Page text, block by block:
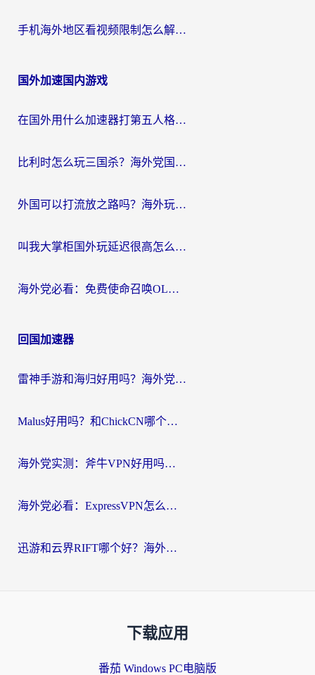
手机海外地区看视频限制怎么解决？海外党追剧看片的实用指南
国外加速国内游戏
在国外用什么加速器打第五人格？留学生亲测：这6个功能才是关键！
比利时怎么玩三国杀？海外党国服游戏加速器终极指南（附问道CODOL优化方案）
外国可以打流放之路吗？海外玩家国服游戏畅玩终极指南（附实测推荐）
叫我大掌柜国外玩延迟很高怎么办？海外党亲测的国服游戏加速全攻略
海外党必看：免费使命召唤OL加速器怎么选？3个国服游戏加速痛点一次性解决
回国加速器
雷神手游和海归好用吗？海外党亲测3款热门回国加速器+番茄加速器深度体验
Malus好用吗？和ChickCN哪个好？海外党亲测：选对回国加速器，追剧游戏不卡顿
海外党实测：斧牛VPN好用吗？和快喵VPN对比哪个回国效果更好？附3款热门加速器深度分析
海外党必看：ExpressVPN怎么样？3步选对回国加速器，无缝刷国内剧玩手游
迅游和云界RIFT哪个好？海外党亲测3款回国加速器，教你无缝刷国内剧玩游戏
下载应用
番茄 Windows PC电脑版